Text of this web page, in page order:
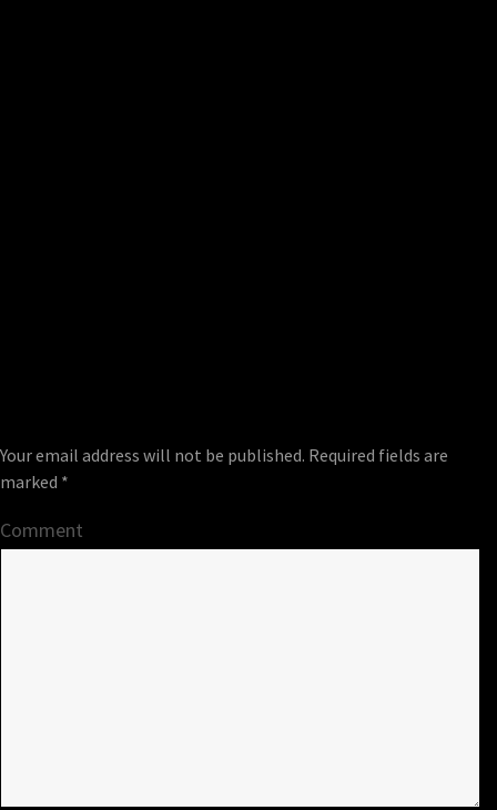
Your email address will not be published. Required fields are
marked *
Comment